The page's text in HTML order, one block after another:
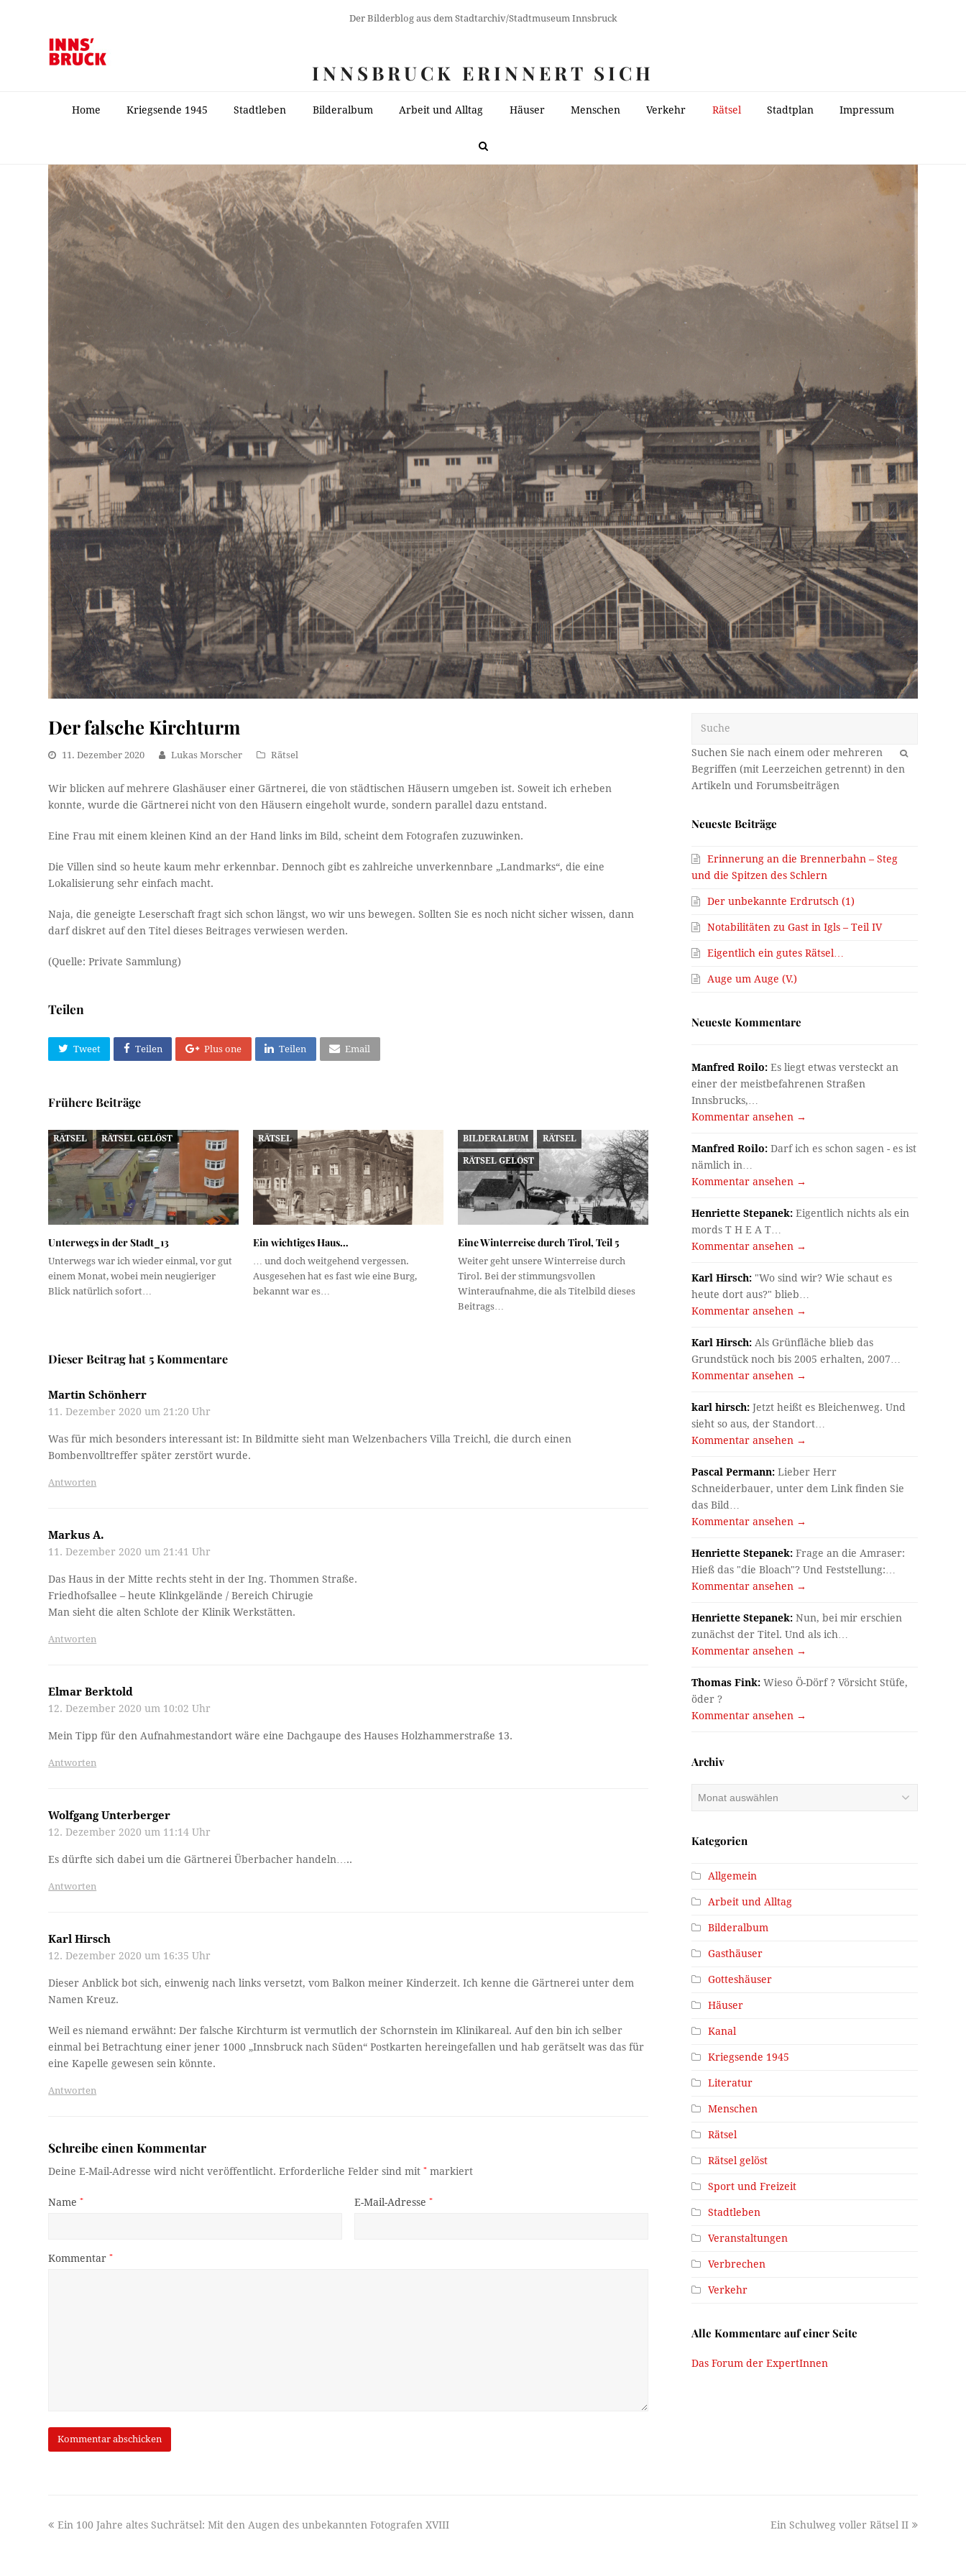
Der Bilderblog aus dem Stadtarchiv/Stadtmuseum Innsbruck
INNSBRUCK ERINNERT SICH
Home Kriegsende 1945 Stadtleben Bilderalbum Arbeit und Alltag Häuser Menschen Verkehr Rätsel Stadtplan Impressum
Der falsche Kirchturm
11. Dezember 2020 Lukas Morscher Rätsel
Wir blicken auf mehrere Glashäuser einer Gärtnerei, die von städtischen Häusern umgeben ist. Soweit ich erheben
konnte, wurde die Gärtnerei nicht von den Häusern eingeholt wurde, sondern parallel dazu entstand.
Eine Frau mit einem kleinen Kind an der Hand links im Bild, scheint dem Fotografen zuzuwinken.
Die Villen sind so heute kaum mehr erkennbar. Dennoch gibt es zahlreiche unverkennbare „Landmarks“, die eine
Lokalisierung sehr einfach macht.
Naja, die geneigte Leserschaft fragt sich schon längst, wo wir uns bewegen. Sollten Sie es noch nicht sicher wissen, dann
darf diskret auf den Titel dieses Beitrages verwiesen werden.
(Quelle: Private Sammlung)
Teilen
Tweet Teilen Plus one Teilen Email
Frühere Beiträge
RÄTSEL RÄTSEL GELÖST
Unterwegs in der Stadt_13
Unterwegs war ich wieder einmal, vor gut
einem Monat, wobei mein neugieriger
Blick natürlich sofort…
RÄTSEL
Ein wichtiges Haus…
… und doch weitgehend vergessen.
Ausgesehen hat es fast wie eine Burg,
bekannt war es…
BILDERALBUM RÄTSEL
RÄTSEL GELÖST
Eine Winterreise durch Tirol, Teil 5
Weiter geht unsere Winterreise durch
Tirol. Bei der stimmungsvollen
Winteraufnahme, die als Titelbild dieses
Beitrags…
Dieser Beitrag hat 5 Kommentare
Martin Schönherr
11. Dezember 2020 um 21:20 Uhr
Was für mich besonders interessant ist: In Bildmitte sieht man Welzenbachers Villa Treichl, die durch einen
Bombenvolltreffer später zerstört wurde.
Antworten
Markus A.
11. Dezember 2020 um 21:41 Uhr
Das Haus in der Mitte rechts steht in der Ing. Thommen Straße.
Friedhofsallee – heute Klinkgelände / Bereich Chirugie
Man sieht die alten Schlote der Klinik Werkstätten.
Antworten
Elmar Berktold
12. Dezember 2020 um 10:02 Uhr
Mein Tipp für den Aufnahmestandort wäre eine Dachgaupe des Hauses Holzhammerstraße 13.
Antworten
Wolfgang Unterberger
12. Dezember 2020 um 11:14 Uhr
Es dürfte sich dabei um die Gärtnerei Überbacher handeln…..
Antworten
Karl Hirsch
12. Dezember 2020 um 16:35 Uhr
Dieser Anblick bot sich, einwenig nach links versetzt, vom Balkon meiner Kinderzeit. Ich kenne die Gärtnerei unter dem
Namen Kreuz.
Weil es niemand erwähnt: Der falsche Kirchturm ist vermutlich der Schornstein im Klinikareal. Auf den bin ich selber
einmal bei Betrachtung einer jener 1000 „Innsbruck nach Süden“ Postkarten hereingefallen und hab gerätselt was das für
eine Kapelle gewesen sein könnte.
Antworten
Schreibe einen Kommentar
Deine E-Mail-Adresse wird nicht veröffentlicht. Erforderliche Felder sind mit* markiert
Name* E-Mail-Adresse *
Kommentar*
OK
Neueste Beiträge
Erinnerung an die Brennerbahn – Steg
und die Spitzen des Schlern
Der unbekannte Erdrutsch (1)
Notabilitäten zu Gast in Igls – Teil IV
Eigentlich ein gutes Rätsel…
Auge um Auge (V.)
Neueste Kommentare
Manfred Roilo: Es liegt etwas versteckt an
einer der meistbefahrenen Straßen
Innsbrucks,…
Kommentar ansehen →
Manfred Roilo: Darf ich es schon sagen - es ist
nämlich in…
Kommentar ansehen →
Henriette Stepanek: Eigentlich nichts als ein
mords T H E A T…
Kommentar ansehen →
Karl Hirsch: "Wo sind wir? Wie schaut es
heute dort aus?" blieb…
Kommentar ansehen →
Karl Hirsch: Als Grünfläche blieb das
Grundstück noch bis 2005 erhalten, 2007…
Kommentar ansehen →
karl hirsch: Jetzt heißt es Bleichenweg. Und
sieht so aus, der Standort…
Kommentar ansehen →
Pascal Permann: Lieber Herr
Schneiderbauer, unter dem Link finden Sie
das Bild…
Kommentar ansehen →
Henriette Stepanek: Frage an die Amraser:
Hieß das "die Bloach"? Und Feststellung:…
Kommentar ansehen →
Henriette Stepanek: Nun, bei mir erschien
zunächst der Titel. Und als ich…
Kommentar ansehen →
Thomas Fink: Wieso Ö-Dörf ? Vörsicht Stüfe,
öder ?
Kommentar ansehen →
Archiv
Kategorien
Allgemein
Arbeit und Alltag
Bilderalbum
Gasthäuser
Gotteshäuser
Häuser
Kanal
Kriegsende 1945
Literatur
Menschen
Rätsel
Rätsel gelöst
Sport und Freizeit
Stadtleben
Veranstaltungen
Verbrechen
Verkehr
Alle Kommentare auf einer Seite
Das Forum der ExpertInnen
previous
Ein 100 Jahre altes Suchrätsel: Mit den Augen des unbekannten Fotografen XVIII
next
Ein Schulweg voller Rätsel II